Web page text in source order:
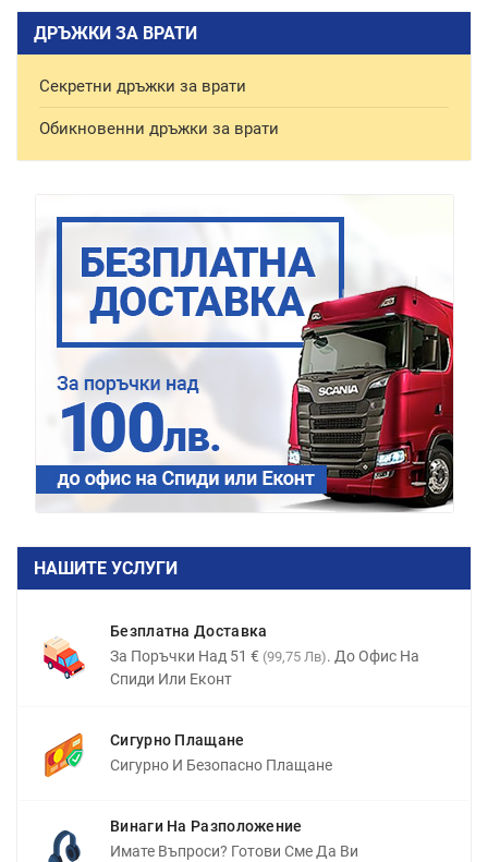
ДРЪЖКИ ЗА ВРАТИ
Секретни дръжки за врати
Обикновенни дръжки за врати
НАШИТЕ УСЛУГИ
Безплатна Доставка
За Поръчки Над 51 € (99,75 Лв). До Офис На
Спиди Или Еконт
Сигурно Плащане
Сигурно И Безопасно Плащане
Винаги На Разположение
Имате Въпроси? Готови Сме Да Ви